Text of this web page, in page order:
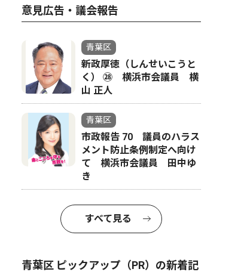
意見広告・議会報告
青葉区
新政厚徳（しんせいこうと
く） ㉘ 横浜市会議員 横
山 正人
青葉区
市政報告 70 議員のハラス
メント防止条例制定へ向け
て 横浜市会議員 田中ゆ
き
すべて見る
青葉区 ピックアップ（PR）の新着記